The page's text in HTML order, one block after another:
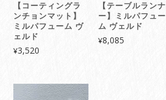
【コーティングラ
ンチョンマット】
ミルパフューム ヴ
ェルド
¥3,520
【テーブルランナ
ー】ミルパフュー
ム ヴェルド
¥8,085